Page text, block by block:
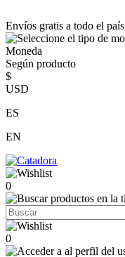
Envíos gratis a todo el país
Moneda
Según producto
$
USD
ES
EN
0
0